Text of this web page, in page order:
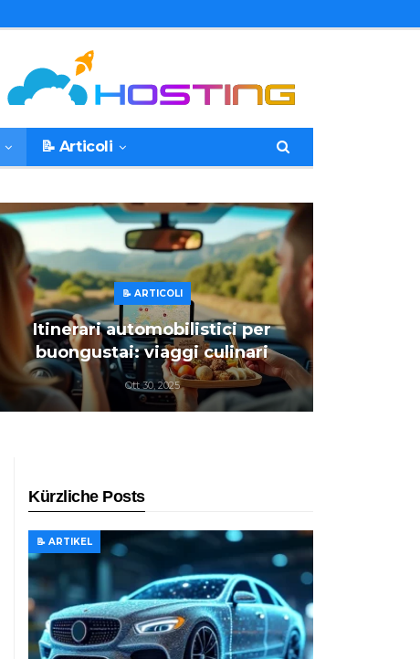
📝 Articoli
📝 ARTICOLI
Itinerari automobilistici per
buongustai: viaggi culinari
Ott 30, 2025
Kürzliche Posts
📝 ARTIKEL